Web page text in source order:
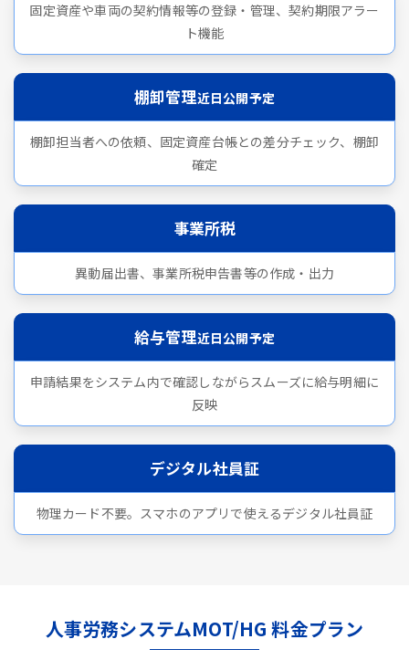
固定資産や車両の契約情報等の登録・管理、契約期限アラー
ト機能
棚卸管理近日公開予定
棚卸担当者への依頼、固定資産台帳との差分チェック、棚卸
確定
事業所税
異動届出書、事業所税申告書等の作成・出力
給与管理近日公開予定
申請結果をシステム内で確認しながらスムーズに給与明細に
反映
デジタル社員証
物理カード不要。スマホのアプリで使えるデジタル社員証
人事労務システムMOT/HG 料金プラン